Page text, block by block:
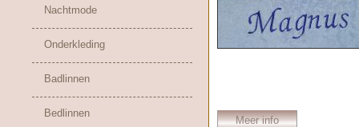
Nachtmode
Onderkleding
Badlinnen
Bedlinnen
Meer info